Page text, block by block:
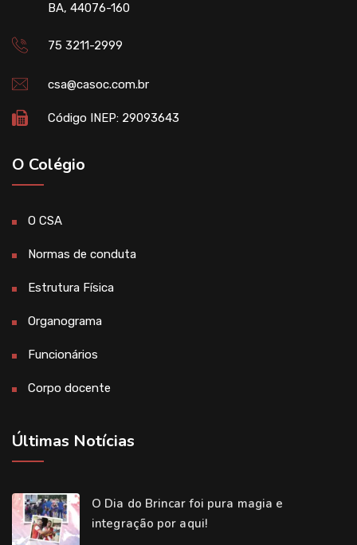
BA, 44076-160
75 3211-2999
csa@casoc.com.br
Código INEP: 29093643
O Colégio
O CSA
Normas de conduta
Estrutura Física
Organograma
Funcionários
Corpo docente
Últimas Notícias
O Dia do Brincar foi pura magia e
integração por aqui!